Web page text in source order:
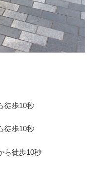
徒歩10秒
徒歩10秒
ら徒歩10秒